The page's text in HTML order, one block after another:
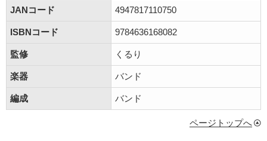
JANコード 4947817110750
ISBNコード 9784636168082
監修 くるり
楽器 バンド
編成 バンド
ページトップへ